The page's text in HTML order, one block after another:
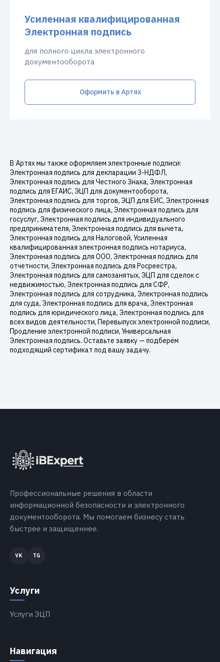
Усиленная квалифицированная
Электронная подпись
для полного цикла электронного
документооборота
Оформить в Артях
В Артях мы также оформляем электронные подписи:
Электронная подпись для декларации 3-НДФЛ,
Электронная подпись для Честного Знака, Электронная
подпись для ЕГАИС, ЭЦП для документооборота,
Электронная подпись для торгов, ЭЦП для ЕИС, Электронная
подпись для физического лица, Электронная подпись для
госуслуг, Электронная подпись для индивидуального
предпринимателя, Электронная подпись для вычета,
Электронная подпись для Налоговой, Усиленная
квалифицированная электронная подпись нотариуса,
Электронная подпись для ООО, Электронная подпись для
отчетности, Электронная подпись для Росреестра,
Электронная подпись для самозанятых, ЭЦП для сделок с
недвижимостью, Электронная подпись для СФР,
Электронная подпись для сотрудника, Электронная подпись
для суда, Электронная подпись для врача, Электронная
подпись для юридического лица, Электронная подпись для
всех видов деятельности, Перевыпуск электронной подписи,
Продление электронной подписи, Универсальная
Электронная подпись. Оставьте заявку — подберём
подходящий сертификат под вашу задачу.
Профессиональные решения в области
информационной безопасности и электронного
документооборота. Мы помогаем бизнесу стать
быстрее и защищеннее.
Услуги
Услуги ЭЦП
Навигация